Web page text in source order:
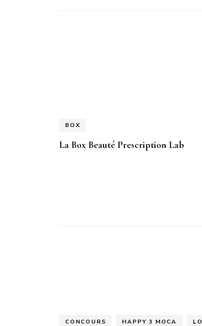
BOX
La Box Beauté Prescription Lab
CONCOURS HAPPY 3 MOCA